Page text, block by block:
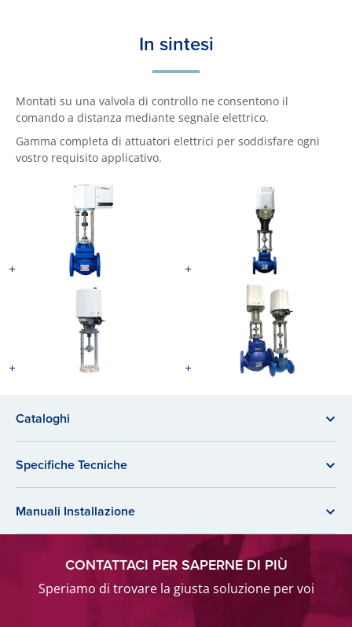
In sintesi
Montati su una valvola di controllo ne consentono il
comando a distanza mediante segnale elettrico.
Gamma completa di attuatori elettrici per soddisfare ogni
vostro requisito applicativo.
Cataloghi
Specifiche Tecniche
Manuali Installazione
CONTATTACI PER SAPERNE DI PIÙ
Speriamo di trovare la giusta soluzione per voi